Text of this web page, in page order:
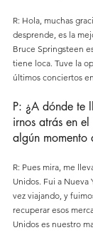
R: Hola, muchas
desprende, es la
Bruce Springsteen
tiene loca. Tuve la
últimos conciertos
P: ¿A dónde te
irnos atrás en
algún momento
R: Pues mira, me
Unidos. Fui a Nueva
vez viajando, y
recuperar esos
Unidos es nuestro